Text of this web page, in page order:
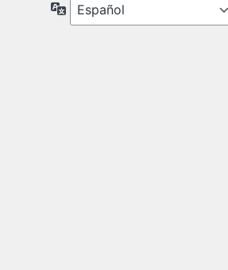
Idioma